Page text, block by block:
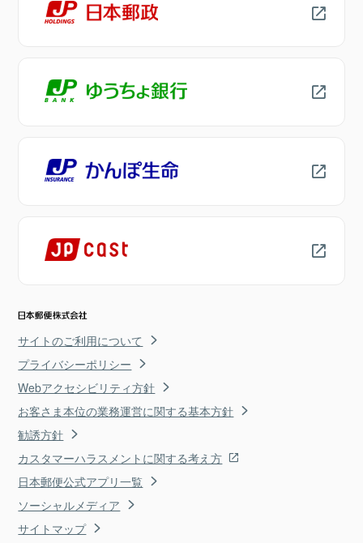
サイトのご利用について
プライバシーポリシー
Webアクセシビリティ方針
お客さま本位の業務運営に関する基本方針
勧誘方針
カスタマーハラスメントに関する考え方
日本郵便公式アプリ一覧
ソーシャルメディア
サイトマップ